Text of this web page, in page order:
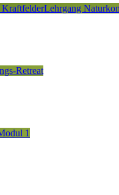
KraftfelderLehrgang
Retreat
1